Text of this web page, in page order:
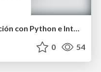
0 54